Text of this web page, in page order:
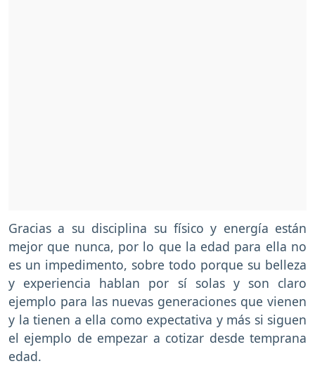
Gracias a su disciplina su físico y energía están
mejor que nunca, por lo que la edad para ella no
es un impedimento, sobre todo porque su belleza
y experiencia hablan por sí solas y son claro
ejemplo para las nuevas generaciones que vienen
y la tienen a ella como expectativa y más si siguen
el ejemplo de empezar a cotizar desde temprana
edad.